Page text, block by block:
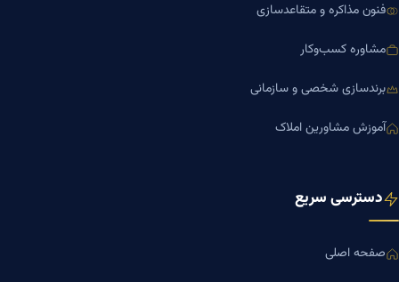
فنون مذاکره و متقاعدسازی
مشاوره کسب‌وکار
برندسازی شخصی و سازمانی
آموزش مشاورین املاک
دسترسی سریع
صفحه اصلی